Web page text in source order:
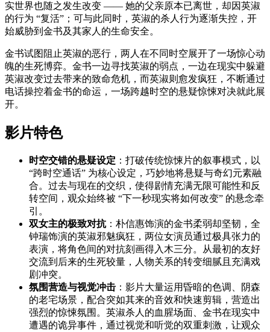
实世界也随之发生改变 —— 她的父亲原本已离世，却因英淑
的行为 “复活”；可与此同时，英淑的杀人行为逐渐失控，开
始威胁到金书及其家人的生命安全。
金书试图阻止英淑的恶行，两人在不同时空展开了一场惊心动
魄的生死博弈。金书一边寻找英淑的弱点，一边在现实中躲避
英淑改变过去带来的致命危机，而英淑则愈发疯狂，不断通过
电话操控着金书的命运，一场跨越时空的悬疑惊悚对决就此展
开。
影片特色
时空交错的悬疑设定 ：打破传统惊悚片的叙事模式，以
“跨时空通话” 为核心设定，巧妙地将悬疑与奇幻元素融
合。过去与现在的交织，使得剧情充满无限可能性和反
转空间，观众始终被 “下一秒现实将如何改变” 的悬念牵
引。
双女主的极致对抗：朴信惠饰演的金书柔弱却坚韧，全
钟瑞饰演的英淑邪魅疯狂，两位女演员通过极具张力的
表演，将角色间的对抗刻画得入木三分。从最初的友好
交流到后来的生死较量，人物关系的转变细腻且充满戏
剧冲突。
氛围营造与视觉冲击 ：影片大量运用昏暗的色调、阴森
的老宅场景，配合突如其来的音效和快速剪辑，营造出
强烈的惊悚氛围。英淑杀人的血腥场面、金书在现实中
遭遇的诡异事件，通过视觉和听觉的双重刺激，让观众